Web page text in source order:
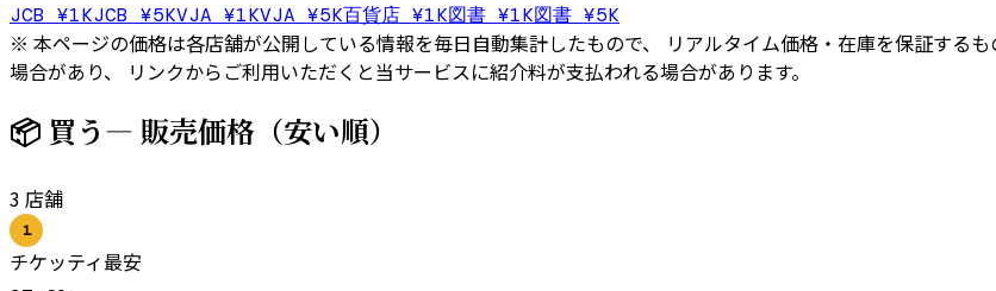
JCB ¥1KJCB ¥5KVJA ¥1KVJA ¥5K百貨店 ¥1K図書 ¥1K図書 ¥5K
※ 本ページの価格は各店舗が公開している情報を毎日自動集計したもので、 リアルタイム価格・在庫を保証する
場合があり、 リンクからご利用いただくと当サービスに紹介料が支払われる場合があります。
📦 買う— 販売価格（安い順）
3 店舗
1
チケッティ最安